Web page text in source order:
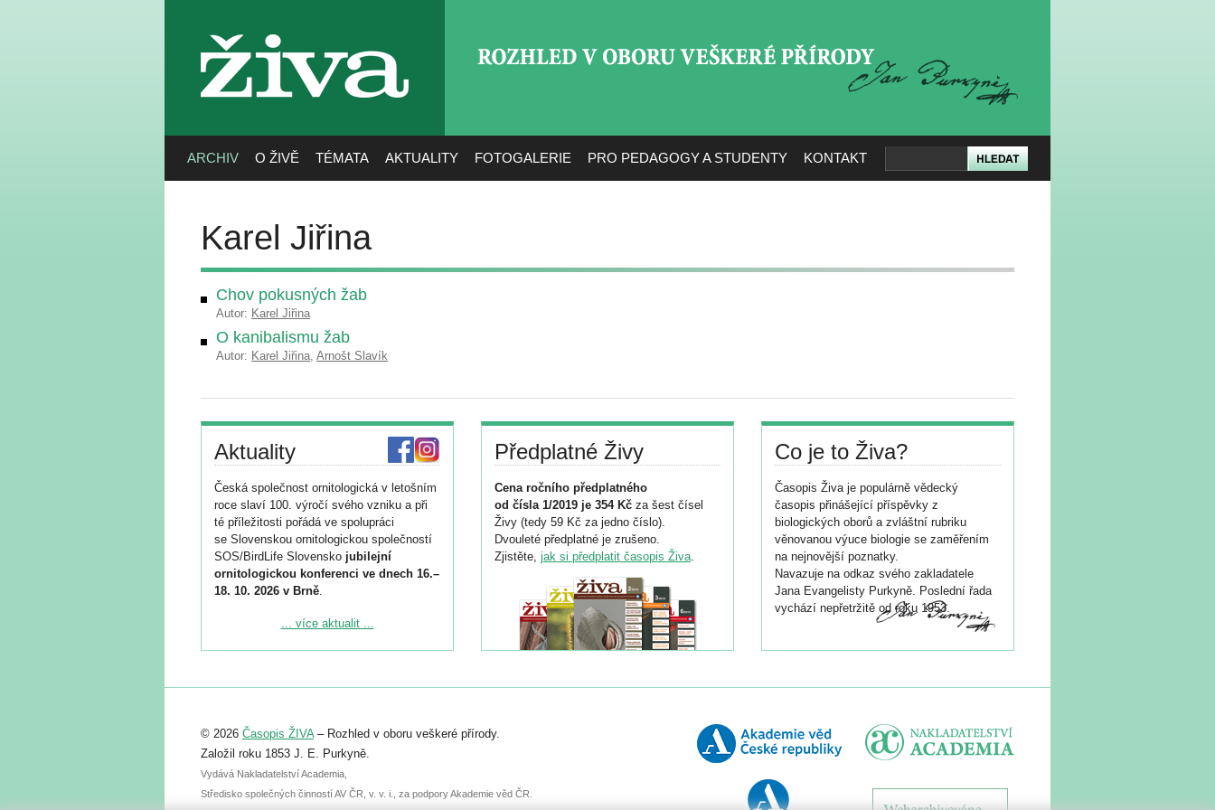
živa
ARCHIV O ŽIVĚ TÉMATA AKTUALITY FOTOGALERIE PRO PEDAGOGY A STUDENTY KONTAKT
Karel Jiřina
Chov pokusných žab
Autor: Karel Jiřina
O kanibalismu žab
Autor: Karel Jiřina, Arnošt Slavík
Aktuality
Česká společnost ornitologická v letošním
roce slaví 100. výročí svého vzniku a při
té příležitosti pořádá ve spolupráci
se Slovenskou ornitologickou společností
SOS/BirdLife Slovensko jubilejní
ornitologickou konferenci ve dnech 16.–
18. 10. 2026 v Brně.
Podrobnější informace ke konferenci
Registrovat se můžete do 6. září.
abstraktu přihlášené přednášky nebo
posteru je už 30. června.
... více aktualit ...
Předplatné Živy
Cena ročního předplatného
od čísla 1/2019 je 354 Kč za šest čísel
Živy (tedy 59 Kč za jedno číslo).
Dvouleté předplatné je zrušeno.
Zjistěte, jak si předplatit časopis Živa.
Co je to Živa?
Časopis Živa je populárně vědecký
časopis přinášející příspěvky z
biologických oborů a zvláštní rubriku
věnovanou výuce biologie se zaměřením
na nejnovější poznatky.
Navazuje na odkaz svého zakladatele
Jana Evangelisty Purkyně. Poslední řada
vychází nepřetržitě od roku 1953.
© 2026 Časopis ŽIVA– Rozhled v oboru veškeré přírody.
Založil roku 1853 J. E. Purkyně.
Vydává Nakladatelství Academia,
Středisko společných činností AV ČR, v. v. i., za podpory Akademie věd ČR.